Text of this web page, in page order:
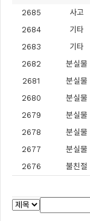
2685 사고
2684
기타
2683
기타
2682
분실물
2681
분실물
2680
분실물
2679
분실물
2678
분실물
2677
분실물
2676
불친절